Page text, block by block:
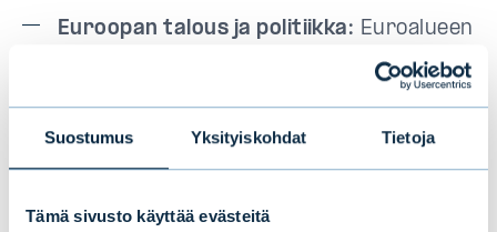
Suostumus Yksityiskohdat Tietoja
Tämä sivusto käyttää evästeitä
Euroopan talous ja politiikka: Euroalueen
yhtenäisyyttä koetellaan kerta toisensa
jälkeen. Kansallismieliset suuntaukset
ovat voimistuneet ja taloudellisten
riitaisa perhe on tiukan paikan tullen